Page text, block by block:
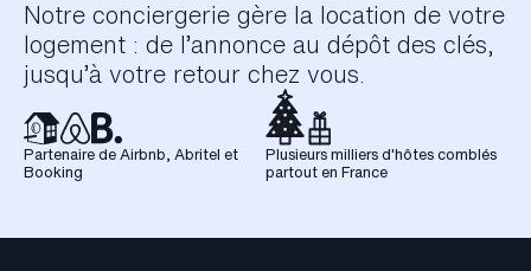
Notre conciergerie gère la location de votre
logement : de l’annonce au dépôt des clés,
jusqu’à votre retour chez vous.
Partenaire de Airbnb, Abritel et
Booking
Plusieurs milliers d'hôtes comblés
partout en France